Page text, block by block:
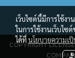
COPYRIGHT
เว็บไซต์นี้มีการใช้ง
ในการใช้งานเว็บไซ
ได้ที่นโยบายความเ